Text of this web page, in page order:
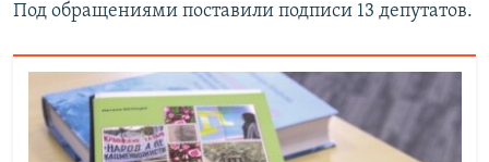
Под обращениями поставили подписи 13 депутатов.